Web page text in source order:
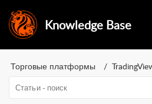
Knowledge Base
Торговые платформы